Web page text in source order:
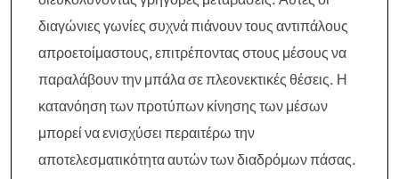
διαγώνιες γωνίες συχνά πιάνουν τους αντιπάλους
απροετοίμαστους, επιτρέποντας στους μέσους να
παραλάβουν την μπάλα σε πλεονεκτικές θέσεις. Η
κατανόηση των προτύπων κίνησης των μέσων
μπορεί να ενισχύσει περαιτέρω την
αποτελεσματικότητα αυτών των διαδρόμων πάσας.